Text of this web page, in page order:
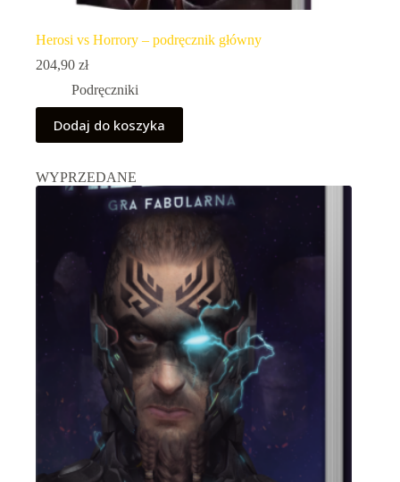
Herosi vs Horrory – podręcznik główny
204,90 zł
Podręczniki
Dodaj do koszyka
WYPRZEDANE